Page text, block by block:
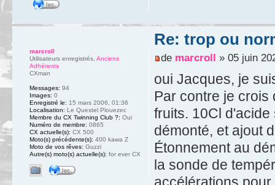
Re: trop ou
de marcroll » 05 juin
oui Jacques, je
Par contre je crois
fruits. 10Cl
démonté, et ajout
Étonnement au
la sonde de
accélérations
marcroll
Utilisateurs enregistrés Anciens
Adhérents
CXman
Messages: 94
Images: 0
Enregistré le: 15 mars 2006, 01:36
Localisation: Le Questel Plouezec
Membre du CX Twinning Club ?: Oui
Numéro de membre: 0865
CX actuelle(s): CX 500
Moto(s) précédente(s): 400 kawa Z
Moto de vos rêves: Guzzi
Autre(s) moto(s) actuelle(s): for ever CX